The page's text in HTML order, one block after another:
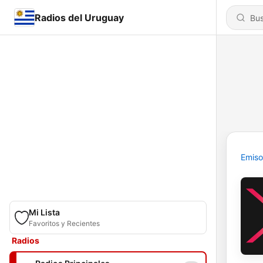
Radios del Uruguay
Mi Lista
Favoritos y Recientes
Radios